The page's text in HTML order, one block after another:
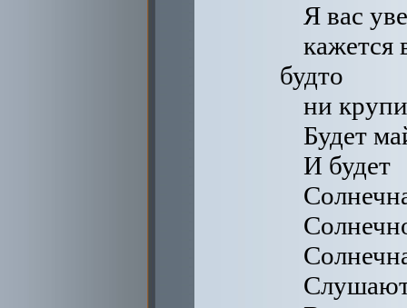
Я вас
кажется
будто
ни
Будет
И будет